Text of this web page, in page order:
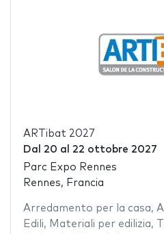
ARTibat 2027
Dal 20 al 22 ottobre 2027
Parc Expo Rennes
Rennes, Francia
Arredamento per la casa,
Edili, Materiali per edilizia,